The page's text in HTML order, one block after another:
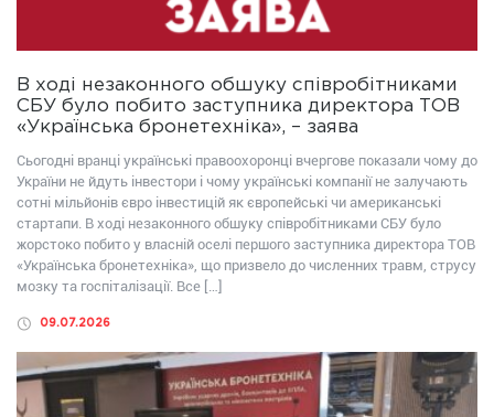
В ході незаконного обшуку співробітниками
СБУ було побито заступника директора ТОВ
«Українська бронетехніка», – заява
Сьогодні вранці українські правоохоронці вчергове показали чому до
України не йдуть інвестори і чому українські компанії не залучають
сотні мільйонів євро інвестицій як європейські чи американські
стартапи. В ході незаконного обшуку співробітниками СБУ було
жорстоко побито у власній оселі першого заступника директора ТОВ
«Українська бронетехніка», що призвело до численних травм, струсу
мозку та госпіталізації. Все […]
09.07.2026